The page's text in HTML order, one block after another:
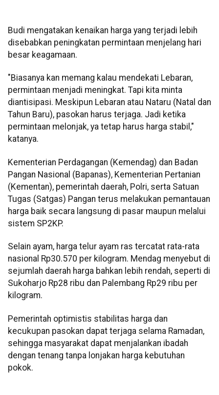
Budi mengatakan kenaikan harga yang terjadi lebih
disebabkan peningkatan permintaan menjelang hari
besar keagamaan.
"Biasanya kan memang kalau mendekati Lebaran,
permintaan menjadi meningkat. Tapi kita minta
diantisipasi. Meskipun Lebaran atau Nataru (Natal dan
Tahun Baru), pasokan harus terjaga. Jadi ketika
permintaan melonjak, ya tetap harus harga stabil,"
katanya.
Kementerian Perdagangan (Kemendag) dan Badan
Pangan Nasional (Bapanas), Kementerian Pertanian
(Kementan), pemerintah daerah, Polri, serta Satuan
Tugas (Satgas) Pangan terus melakukan pemantauan
harga baik secara langsung di pasar maupun melalui
sistem SP2KP.
Selain ayam, harga telur ayam ras tercatat rata-rata
nasional Rp30.570 per kilogram. Mendag menyebut di
sejumlah daerah harga bahkan lebih rendah, seperti di
Sukoharjo Rp28 ribu dan Palembang Rp29 ribu per
kilogram.
Pemerintah optimistis stabilitas harga dan
kecukupan pasokan dapat terjaga selama Ramadan,
sehingga masyarakat dapat menjalankan ibadah
dengan tenang tanpa lonjakan harga kebutuhan
pokok.